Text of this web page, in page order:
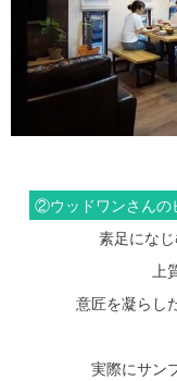
②ウッドワンさんの
素足になじ
上
意匠を凝らし
実際にサン